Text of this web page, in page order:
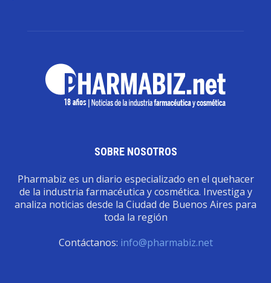
SOBRE NOSOTROS
Pharmabiz es un diario especializado en el quehacer
de la industria farmacéutica y cosmética. Investiga y
analiza noticias desde la Ciudad de Buenos Aires para
toda la región
Contáctanos: info@pharmabiz.net